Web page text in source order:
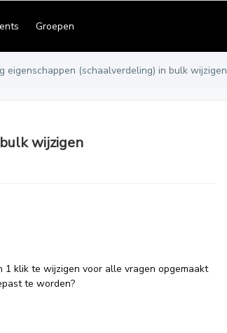
Groepen
eigenschappen (schaalverdeling) in bulk wijzigen
wijzigen
1 klik te wijzigen voor alle vragen opgemaakt
te worden?